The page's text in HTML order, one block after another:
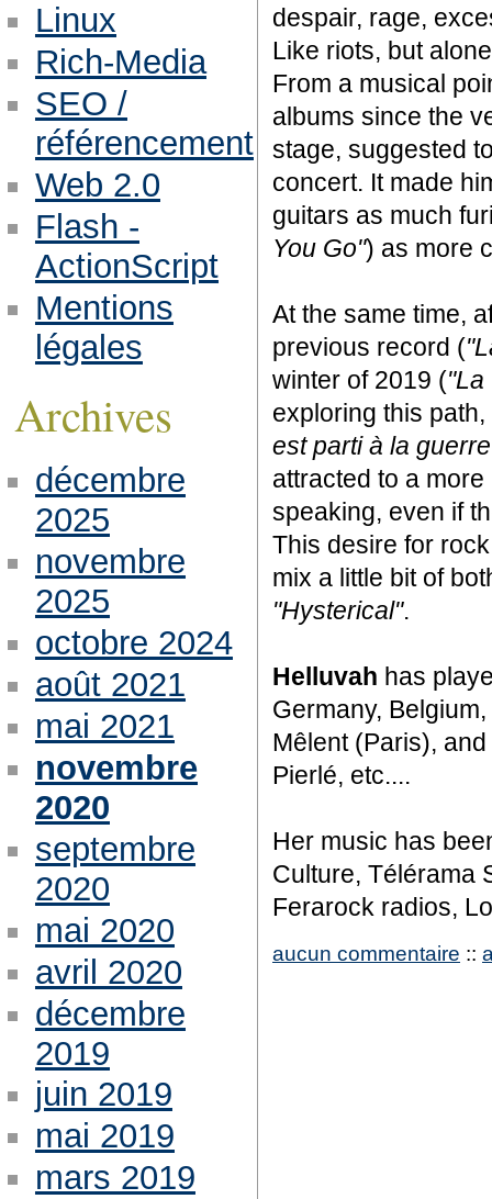
despair, rage,
Like riots, but
From a musical
albums since the
stage, suggested
concert. It made
guitars as much
You Go") as more
At the same time,
previous record (
winter of 2019 ("La
exploring this
est parti à la
attracted to a
speaking, even if
This desire for
mix a little bit of
"Hysterical".
Helluvah has
Germany,
Mêlent (Paris),
Pierlé, etc....
Her music has
Culture, Télérama
Ferarock radios,
aucun commentaire ::
Linux
Rich-Media
SEO /
référencement
Web 2.0
Flash -
ActionScript
Mentions
légales
Archives
décembre
2025
novembre
2025
octobre 2024
août 2021
mai 2021
novembre
2020
septembre
2020
mai 2020
avril 2020
décembre
2019
juin 2019
mai 2019
mars 2019